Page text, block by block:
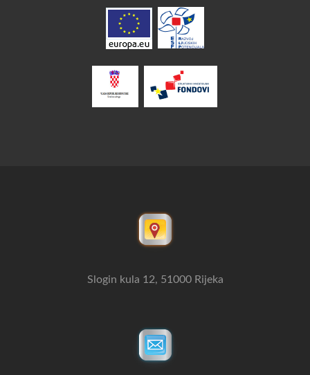
Slogin kula 12, 51000 Rijeka